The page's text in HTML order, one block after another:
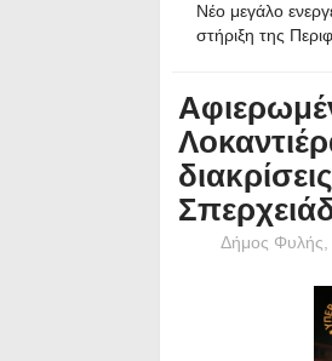
Νέο μεγάλο
στήριξη της
Δήμος Φυλής